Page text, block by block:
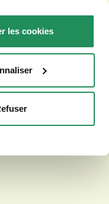
les cookies
FR